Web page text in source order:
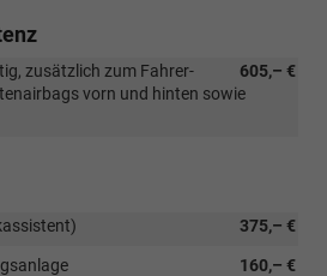
605,– €
zusätzlich zum Fahrer-
vorn und hinten sowie
375,– €
160,– €